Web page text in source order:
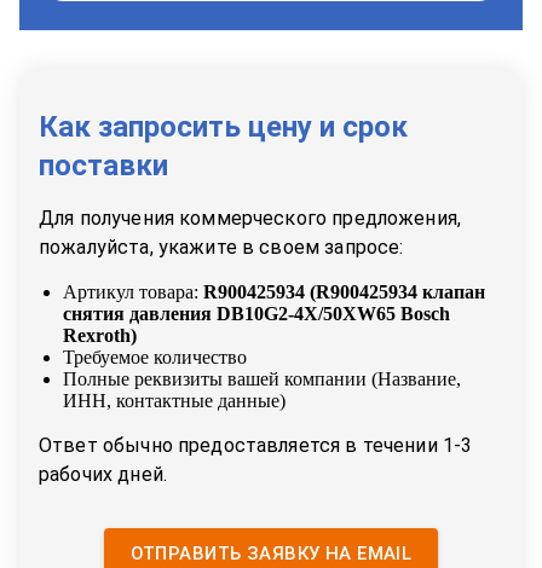
Как запросить цену и срок
поставки
Для получения коммерческого предложения,
пожалуйста, укажите в своем запросе:
Артикул товара: R900425934 (R900425934 клапан
снятия давления DB10G2-4X/50XW65 Bosch
Rexroth)
Требуемое количество
Полные реквизиты вашей компании (Название,
ИНН, контактные данные)
Ответ обычно предоставляется в течении 1-3
рабочих дней.
ОТПРАВИТЬ ЗАЯВКУ НА EMAIL